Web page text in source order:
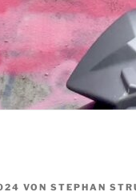
VON STEPHAN